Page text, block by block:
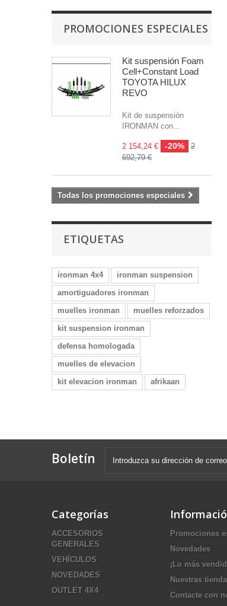
PROMOCIONES ESPECIALES
Kit suspensión Foam
Cell+Constant Load
TOYOTA HILUX
REVO
Kit de suspensión
IRONMAN con...
2 154,24 € -20%
2
692,79 €
Todas los promociones especiales
ETIQUETAS
ironman 4x4
ironman suspension
amortiguadores ironman
muelles ironman
muelles reforzados
kit suspension ironman
defensa homologada
muelles de elevacion
kit elevacion ironman
afrikaan
Boletín
Categorías
ACCESORIOS
GENERALES
VEHÍCULOS
NOVEDADES
OUTLET 4X4
Promociones
Novedades
¡Lo más
Nuestras
Contacte con